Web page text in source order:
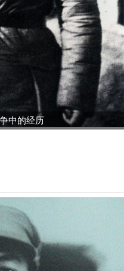
中的经历